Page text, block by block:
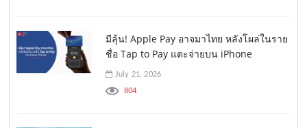
มีลุ้น! Apple Pay อาจมาไทย หลังโผล่ในราย
ชื่อ Tap to Pay แตะจ่ายบน iPhone
July 21, 2026
804